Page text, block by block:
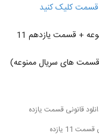
کلیک کنید
(جهت دانلود ممنوعه + قسمت یازدهم 11
قسمت های سریال ممنوعه)
قانونی قسمت یازده
11 یازده